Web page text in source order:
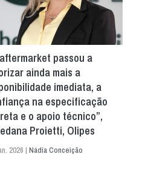
passou a
ainda mais a
imediata, a
na especificação
e o apoio técnico”,
Proietti, Olipes
2026 | Nádia Conceição